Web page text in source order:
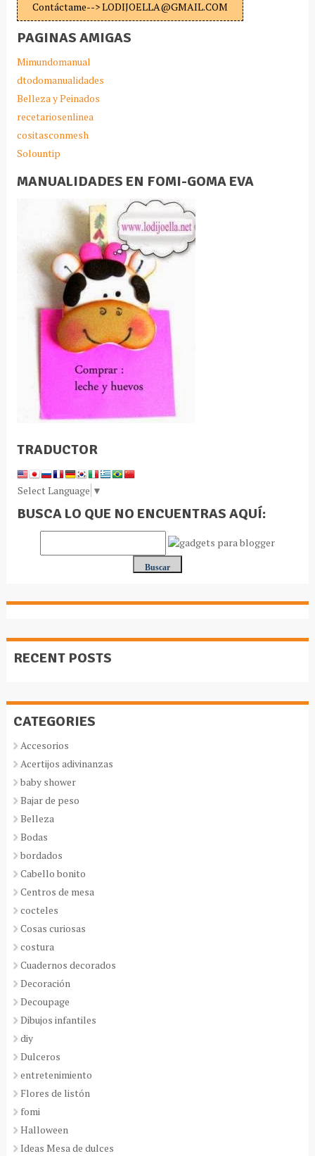
Contáctame--> LODIJOELLA@GMAIL.COM
PAGINAS AMIGAS
Mimundomanual
dtodomanualidades
Belleza y Peinados
recetariosenlinea
cositasconmesh
Solountip
MANUALIDADES EN FOMI-GOMA EVA
TRADUCTOR
Select Language ▼
BUSCA LO QUE NO ENCUENTRAS AQUÍ:
RECENT POSTS
CATEGORIES
Accesorios
Acertijos adivinanzas
baby shower
Bajar de peso
Belleza
Bodas
bordados
Cabello bonito
Centros de mesa
cocteles
Cosas curiosas
costura
Cuadernos decorados
Decoración
Decoupage
Dibujos infantiles
diy
Dulceros
entretenimiento
Flores de listón
fomi
Halloween
Ideas Mesa de dulces